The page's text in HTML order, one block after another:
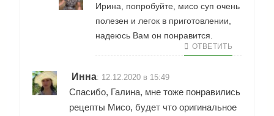
Ирина, попробуйте, мисо суп очень
полезен и легок в приготовлении,
надеюсь Вам он понравится.
ОТВЕТИТЬ
Инна: 12.12.2020 в 15:49
Спасибо, Галина, мне тоже понравились
рецепты Мисо, будет что оригинальное